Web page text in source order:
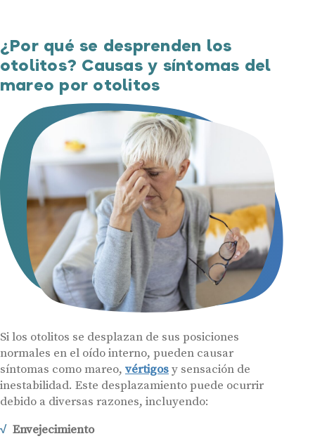
¿Por qué se desprenden los
otolitos? Causas y síntomas del
mareo por otolitos
Si los otolitos se desplazan de sus posiciones
normales en el oído interno, pueden causar
síntomas como mareo, vértigosy sensación de
inestabilidad. Este desplazamiento puede ocurrir
debido a diversas razones, incluyendo:
Envejecimiento